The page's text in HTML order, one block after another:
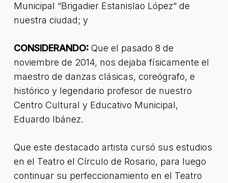
Municipal “Brigadier Estanislao López” de
nuestra ciudad; y
CONSIDERANDO:Que el pasado 8 de
noviembre de 2014, nos dejaba físicamente el
maestro de danzas clásicas, coreógrafo, e
histórico y legendario profesor de nuestro
Centro Cultural y Educativo Municipal,
Eduardo Ibánez.
Que este destacado artista cursó sus estudios
en el Teatro el Círculo de Rosario, para luego
continuar su perfeccionamiento en el Teatro